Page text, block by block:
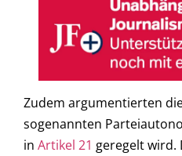
Zudem argumentierten
sogenannten
in Artikel 21 geregelt wird.